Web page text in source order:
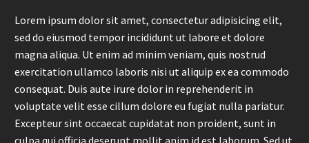
Lorem ipsum dolor sit amet, consectetur adipisicing elit,
sed do eiusmod tempor incididunt ut labore et dolore
magna aliqua. Ut enim ad minim veniam, quis nostrud
exercitation ullamco laboris nisi ut aliquip ex ea commodo
consequat. Duis aute irure dolor in reprehenderit in
voluptate velit esse cillum dolore eu fugiat nulla pariatur.
Excepteur sint occaecat cupidatat non proident, sunt in